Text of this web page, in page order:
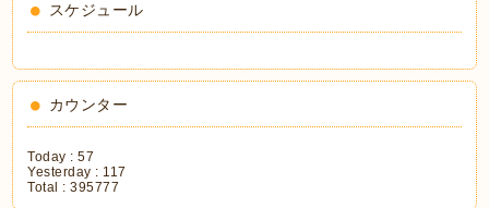
スケジュール
カウンター
Today :57
Yesterday : 117
Total :395777